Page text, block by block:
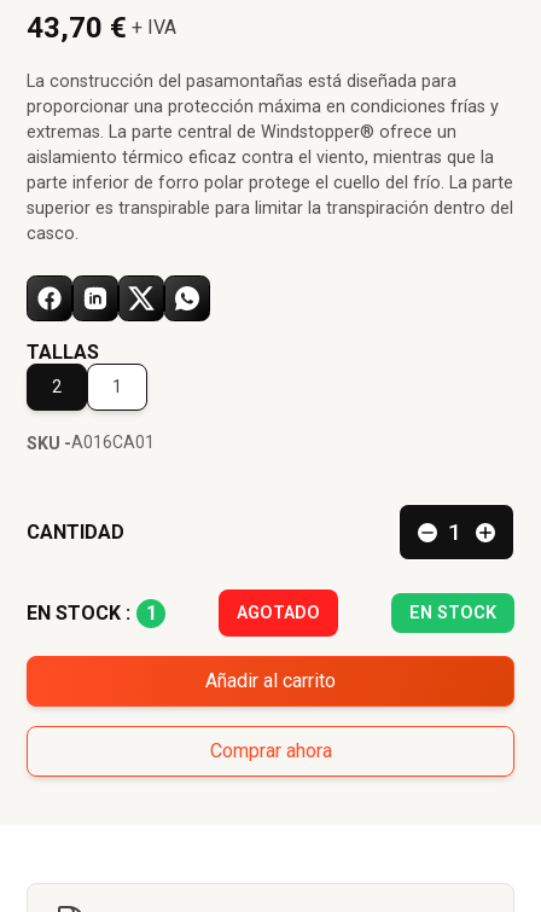
43,70 € + IVA
La construcción del pasamontañas está diseñada para
proporcionar una protección máxima en condiciones frías y
extremas. La parte central de Windstopper® ofrece un
aislamiento térmico eficaz contra el viento, mientras que la
parte inferior de forro polar protege el cuello del frío. La parte
superior es transpirable para limitar la transpiración dentro del
casco.
TALLAS
2 1
SKU -A016CA01
CANTIDAD
EN STOCK : 1 AGOTADO EN STOCK
Añadir al carrito
Comprar ahora